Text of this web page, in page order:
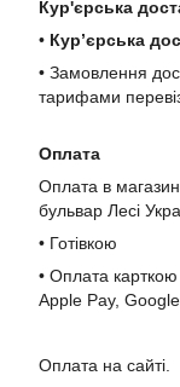
Кур'єрська
• Кур’єрська
• Замовлення
тарифами
Оплата
Оплата в
бульвар Лесі
• Готівкою
• Оплата
Apple Pay,
Оплата на сайті.